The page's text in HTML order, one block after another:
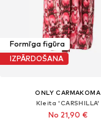
Formīga figūra
IZPĀRDOŠANA
ONLY CARMAKOMA
Kleita 'CARSHILLA'
No 21,90 €